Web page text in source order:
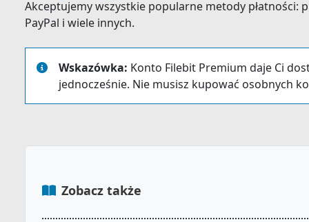
Akceptujemy wszystkie popularne metody płatności:
PayPal i wiele innych.
Wskazówka: Konto Filebit Premium daje Ci
jednocześnie. Nie musisz kupować osobnych
Zobacz także